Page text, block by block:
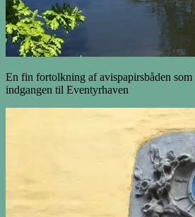
En fin fortolkning af avispapirsbåden
indgangen til Eventyrhaven